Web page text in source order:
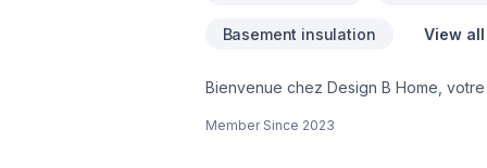
Basement insulation View
Bienvenue chez Design B Home,
accompagner dans votre projet.Chez
Member Since 2023